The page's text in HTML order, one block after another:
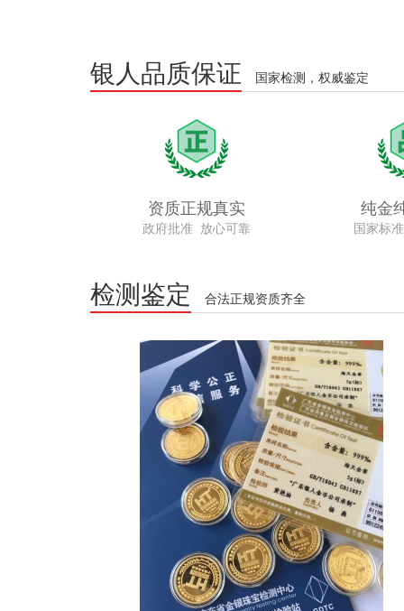
银人品质保证 国家检测，权威鉴定
资质正规真实
政府批准 放心可靠
纯金
国家标
检测鉴定 合法正规资质齐全